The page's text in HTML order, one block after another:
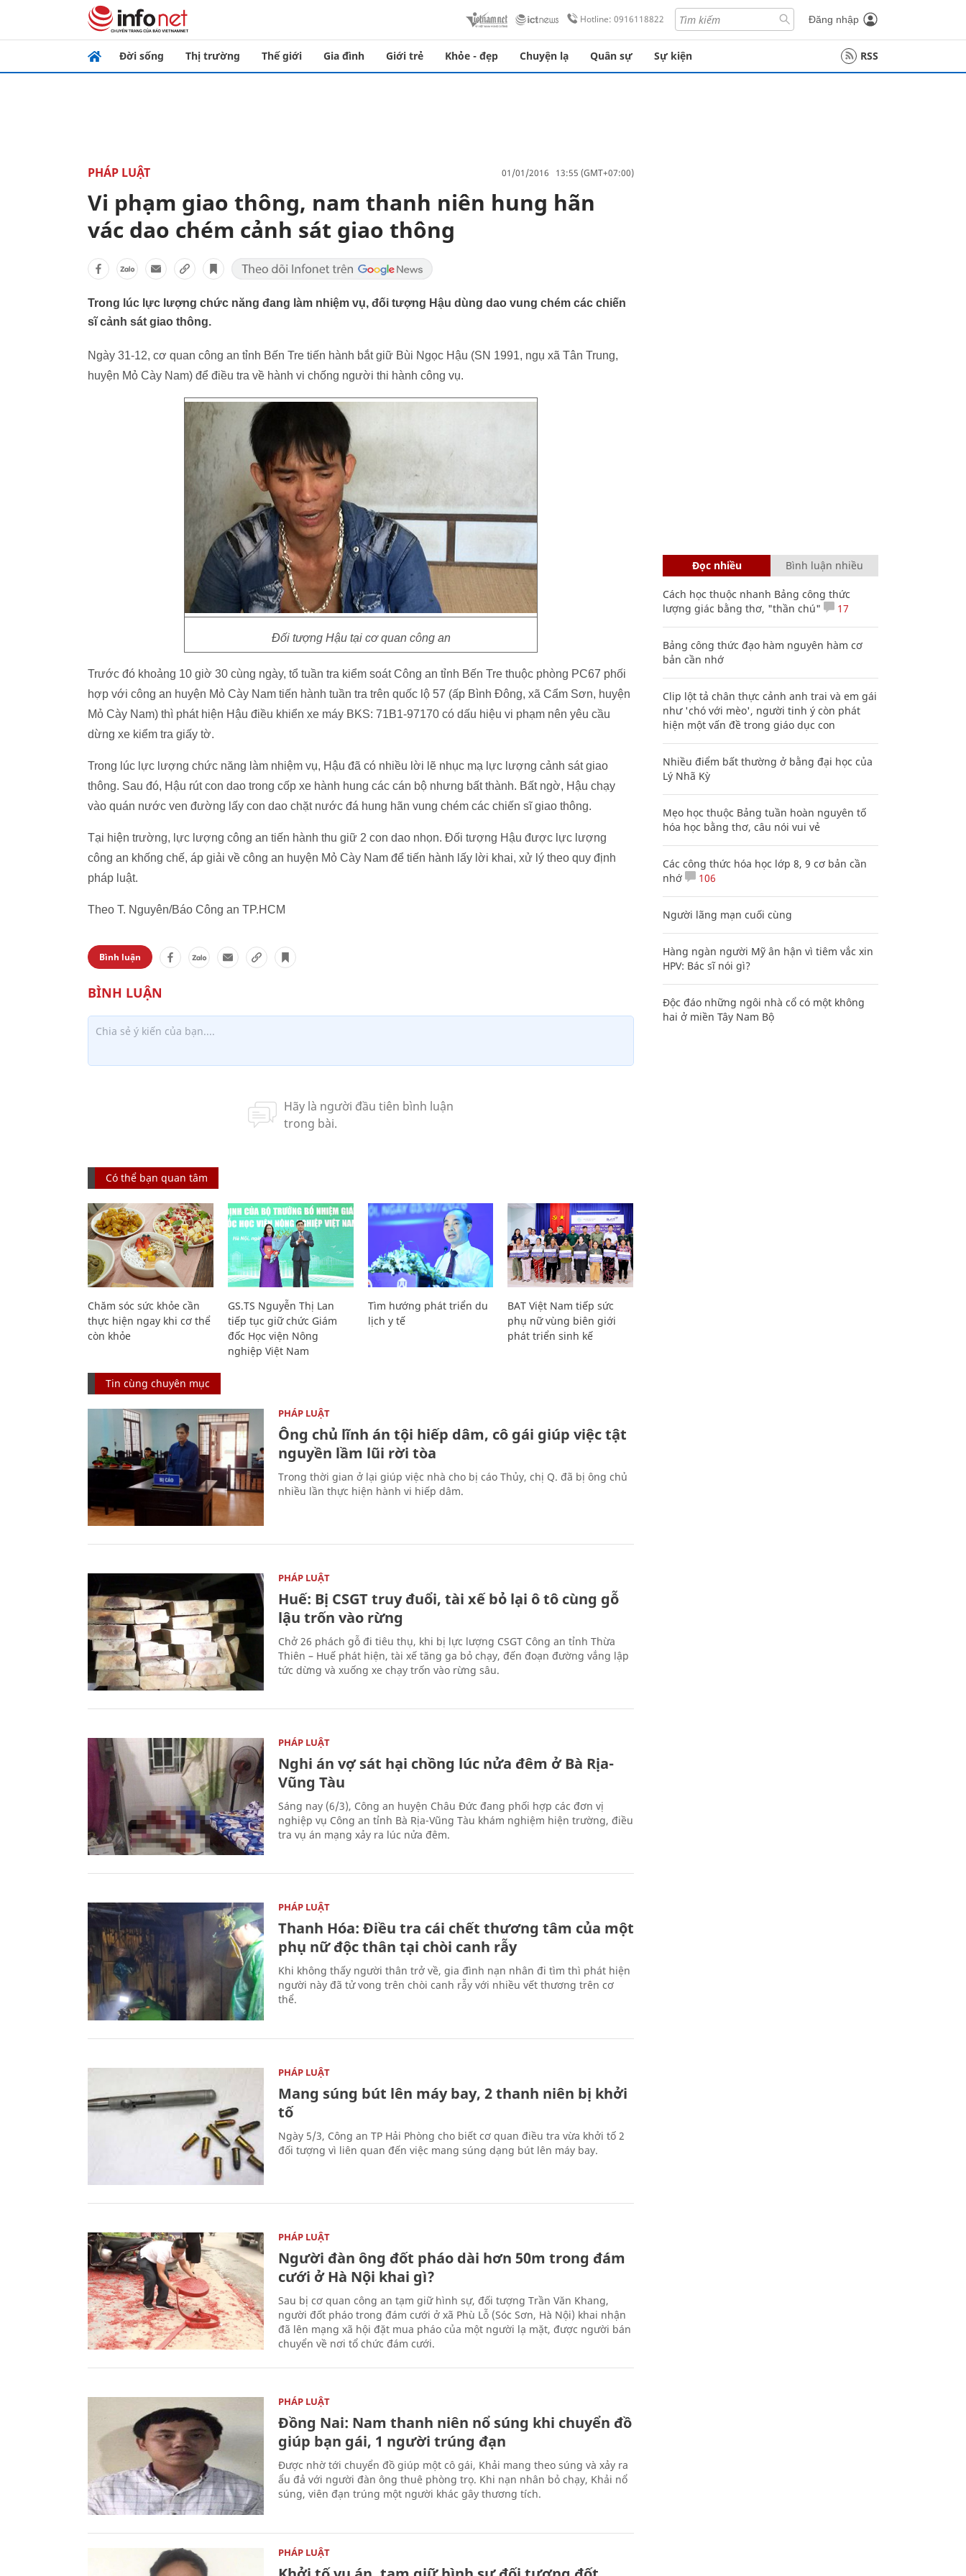
Hotline: 0916118822 Đăng nhập
Đời sống Thị trường Thế giới Gia đình Giới trẻ Khỏe - đẹp Chuyện lạ Quân sự Sự kiện RSS
PHÁP LUẬT 01/01/2016 13:55 (GMT+07:00)
Vi phạm giao thông, nam thanh niên hung hãn
vác dao chém cảnh sát giao thông
Trong lúc lực lượng chức năng đang làm nhiệm vụ, đối tượng Hậu dùng dao vung chém các chiến
sĩ cảnh sát giao thông.
Ngày 31-12, cơ quan công an tỉnh Bến Tre tiến hành bắt giữ Bùi Ngọc Hậu (SN 1991, ngụ xã Tân Trung,
huyện Mỏ Cày Nam) để điều tra về hành vi chống người thi hành công vụ.
Đối tượng Hậu tại cơ quan công an
Trước đó khoảng 10 giờ 30 cùng ngày, tổ tuần tra kiểm soát Công an tỉnh Bến Tre thuộc phòng PC67 phối
hợp với công an huyện Mỏ Cày Nam tiến hành tuần tra trên quốc lộ 57 (ấp Bình Đông, xã Cẩm Sơn, huyện
Mỏ Cày Nam) thì phát hiện Hậu điều khiển xe máy BKS: 71B1-97170 có dấu hiệu vi phạm nên yêu cầu
dừng xe kiểm tra giấy tờ.
Trong lúc lực lượng chức năng làm nhiệm vụ, Hậu đã có nhiều lời lẽ nhục mạ lực lượng cảnh sát giao
thông. Sau đó, Hậu rút con dao trong cốp xe hành hung các cán bộ nhưng bất thành. Bất ngờ, Hậu chạy
vào quán nước ven đường lấy con dao chặt nước đá hung hãn vung chém các chiến sĩ giao thông.
Tại hiện trường, lực lượng công an tiến hành thu giữ 2 con dao nhọn. Đối tượng Hậu được lực lượng
công an khống chế, áp giải về công an huyện Mỏ Cày Nam để tiến hành lấy lời khai, xử lý theo quy định
pháp luật.
Theo T. Nguyên/Báo Công an TP.HCM
Bình luận
Có thể bạn quan tâm
Chăm sóc sức khỏe cần
thực hiện ngay khi cơ thể
còn khỏe
GS.TS Nguyễn Thị Lan
tiếp tục giữ chức Giám
đốc Học viện Nông
nghiệp Việt Nam
Tìm hướng phát triển du
lịch y tế
BAT Việt Nam tiếp sức
phụ nữ vùng biên giới
phát triển sinh kế
Tin cùng chuyên mục
PHÁP LUẬT
Ông chủ lĩnh án tội hiếp dâm, cô gái giúp việc tật
nguyền lầm lũi rời tòa
Trong thời gian ở lại giúp việc nhà cho bị cáo Thủy, chị Q. đã bị ông chủ
nhiều lần thực hiện hành vi hiếp dâm.
PHÁP LUẬT
Huế: Bị CSGT truy đuổi, tài xế bỏ lại ô tô cùng gỗ
lậu trốn vào rừng
Chở 26 phách gỗ đi tiêu thụ, khi bị lực lượng CSGT Công an tỉnh Thừa
Thiên – Huế phát hiện, tài xế tăng ga bỏ chạy, đến đoạn đường vắng lập
tức dừng và xuống xe chạy trốn vào rừng sâu.
PHÁP LUẬT
Nghi án vợ sát hại chồng lúc nửa đêm ở Bà Rịa-
Vũng Tàu
Sáng nay (6/3), Công an huyện Châu Đức đang phối hợp các đơn vị
nghiệp vụ Công an tỉnh Bà Rịa-Vũng Tàu khám nghiệm hiện trường, điều
tra vụ án mạng xảy ra lúc nửa đêm.
PHÁP LUẬT
Thanh Hóa: Điều tra cái chết thương tâm của một
phụ nữ độc thân tại chòi canh rẫy
Khi không thấy người thân trở về, gia đình nạn nhân đi tìm thì phát hiện
người này đã tử vong trên chòi canh rẫy với nhiều vết thương trên cơ
thể.
PHÁP LUẬT
Mang súng bút lên máy bay, 2 thanh niên bị khởi
tố
Ngày 5/3, Công an TP Hải Phòng cho biết cơ quan điều tra vừa khởi tố 2
đối tượng vì liên quan đến việc mang súng dạng bút lên máy bay.
PHÁP LUẬT
Người đàn ông đốt pháo dài hơn 50m trong đám
cưới ở Hà Nội khai gì?
Sau bị cơ quan công an tạm giữ hình sự, đối tượng Trần Văn Khang,
người đốt pháo trong đám cưới ở xã Phù Lỗ (Sóc Sơn, Hà Nội) khai nhận
đã lên mạng xã hội đặt mua pháo của một người lạ mặt, được người bán
chuyển về nơi tổ chức đám cưới.
PHÁP LUẬT
Đồng Nai: Nam thanh niên nổ súng khi chuyển đồ
giúp bạn gái, 1 người trúng đạn
Được nhờ tới chuyển đồ giúp một cô gái, Khải mang theo súng và xảy ra
ẩu đả với người đàn ông thuê phòng trọ. Khi nạn nhân bỏ chạy, Khải nổ
súng, viên đạn trúng một người khác gây thương tích.
PHÁP LUẬT
Đọc nhiều Bình luận nhiều
Cách học thuộc nhanh Bảng công thức
lượng giác bằng thơ, "thần chú"
17
Bảng công thức đạo hàm nguyên hàm cơ
bản cần nhớ
Clip lột tả chân thực cảnh anh trai và em gái
như 'chó với mèo', người tinh ý còn phát
hiện một vấn đề trong giáo dục con
Nhiều điểm bất thường ở bằng đại học của
Lý Nhã Kỳ
Mẹo học thuộc Bảng tuần hoàn nguyên tố
hóa học bằng thơ, câu nói vui vẻ
Các công thức hóa học lớp 8, 9 cơ bản cần
nhớ
106
Người lãng mạn cuối cùng
Hàng ngàn người Mỹ ân hận vì tiêm vắc xin
HPV: Bác sĩ nói gì?
Độc đáo những ngôi nhà cổ có một không
hai ở miền Tây Nam Bộ